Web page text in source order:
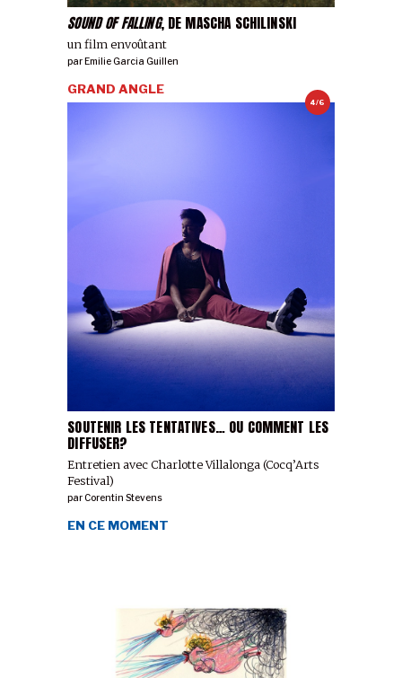
SOUND OF FALLING, DE MASCHA SCHILINSKI
un film envoûtant
par Emilie Garcia Guillen
4/6
SOUTENIR LES TENTATIVES… OU COMMENT LES
DIFFUSER?
Entretien avec Charlotte Villalonga (Cocq’Arts
Festival)
GRAND ANGLE
parCorentin Stevens
EN CE MOMENT